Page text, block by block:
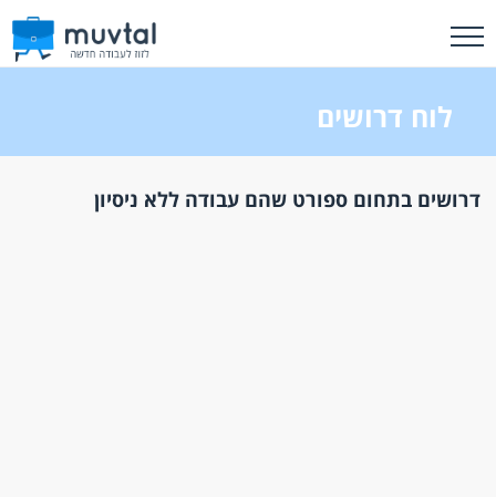
לוח דרושים
דרושים בתחום ספורט שהם עבודה ללא ניסיון